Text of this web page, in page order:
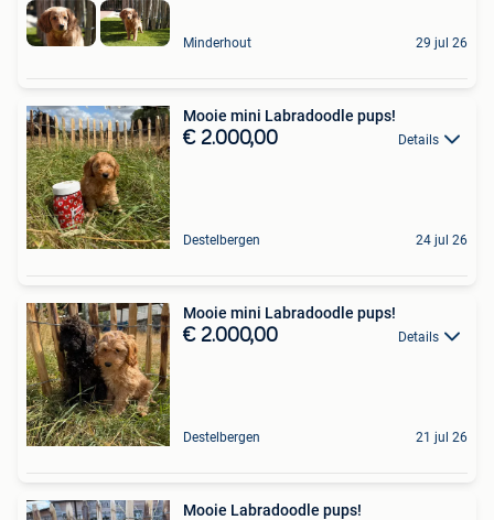
Minderhout 29 jul 26
Mooie mini Labradoodle pups!
€ 2.000,00 Details
Destelbergen 24 jul 26
Mooie mini Labradoodle pups!
€ 2.000,00 Details
Destelbergen 21 jul 26
Mooie Labradoodle pups!